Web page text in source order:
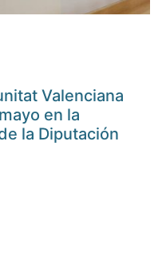
Valenciana
en la
la Diputación